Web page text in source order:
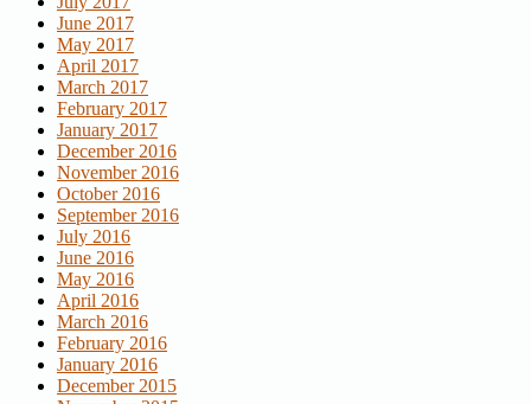
June 2017
May 2017
April 2017
March 2017
February 2017
January 2017
December 2016
November 2016
October 2016
September 2016
July 2016
June 2016
May 2016
April 2016
March 2016
February 2016
January 2016
December 2015